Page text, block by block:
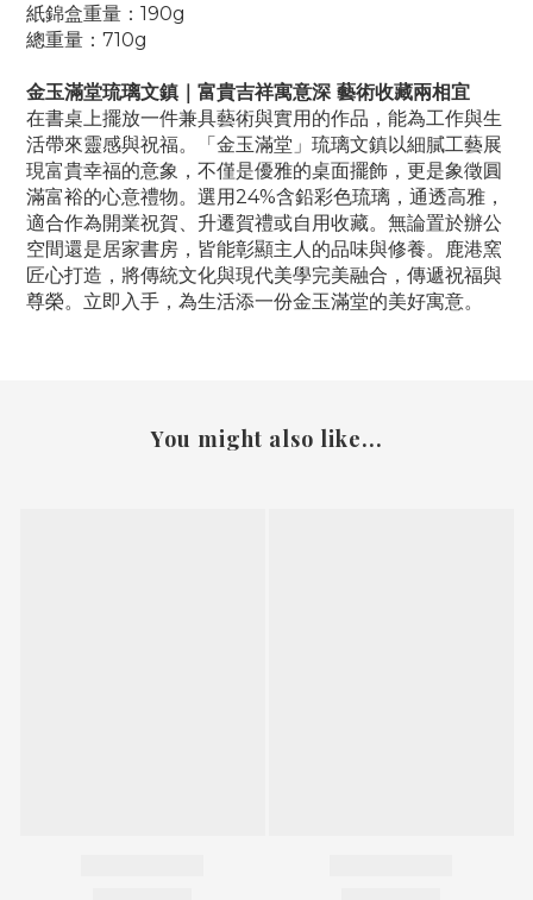
紙錦盒重量：190g
總重量：710g
金玉滿堂琉璃文鎮｜富貴吉祥寓意深 藝術收藏兩相宜
在書桌上擺放一件兼具藝術與實用的作品，能為工作與生
活帶來靈感與祝福。「金玉滿堂」琉璃文鎮以細膩工藝展
現富貴幸福的意象，不僅是優雅的桌面擺飾，更是象徵圓
滿富裕的心意禮物。選用24%含鉛彩色琉璃，通透高雅，
適合作為開業祝賀、升遷賀禮或自用收藏。無論置於辦公
空間還是居家書房，皆能彰顯主人的品味與修養。鹿港窯
匠心打造，將傳統文化與現代美學完美融合，傳遞祝福與
尊榮。立即入手，為生活添一份金玉滿堂的美好寓意。
You might also like...